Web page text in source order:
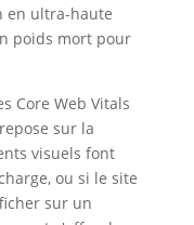
en ultra-haute
poids mort pour
Core Web Vitals
sur la
visuels font
ou si le site
sur un